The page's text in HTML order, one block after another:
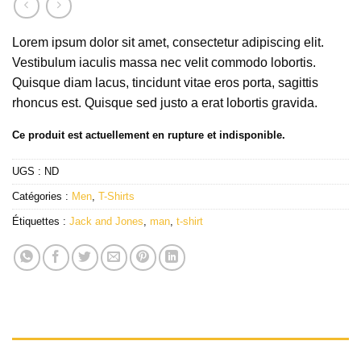
Lorem ipsum dolor sit amet, consectetur adipiscing elit.
Vestibulum iaculis massa nec velit commodo lobortis.
Quisque diam lacus, tincidunt vitae eros porta, sagittis
rhoncus est. Quisque sed justo a erat lobortis gravida.
Ce produit est actuellement en rupture et indisponible.
UGS : ND
Catégories : Men, T-Shirts
Étiquettes : Jack and Jones, man, t-shirt